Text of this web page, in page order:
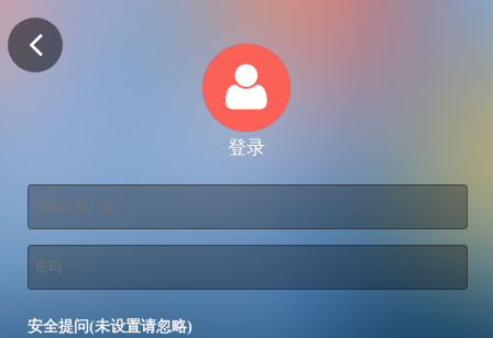
登录
安全提问(未设置请忽略)